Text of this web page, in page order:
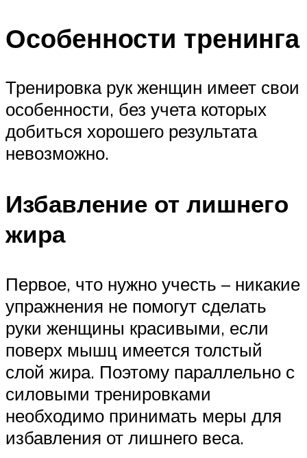
Особенности тренинга
Тренировка рук женщин имеет свои
особенности, без учета которых
добиться хорошего результата
невозможно.
Избавление от лишнего
жира
Первое, что нужно учесть – никакие
упражнения не помогут сделать
руки женщины красивыми, если
поверх мышц имеется толстый
слой жира. Поэтому параллельно с
силовыми тренировками
необходимо принимать меры для
избавления от лишнего веса.